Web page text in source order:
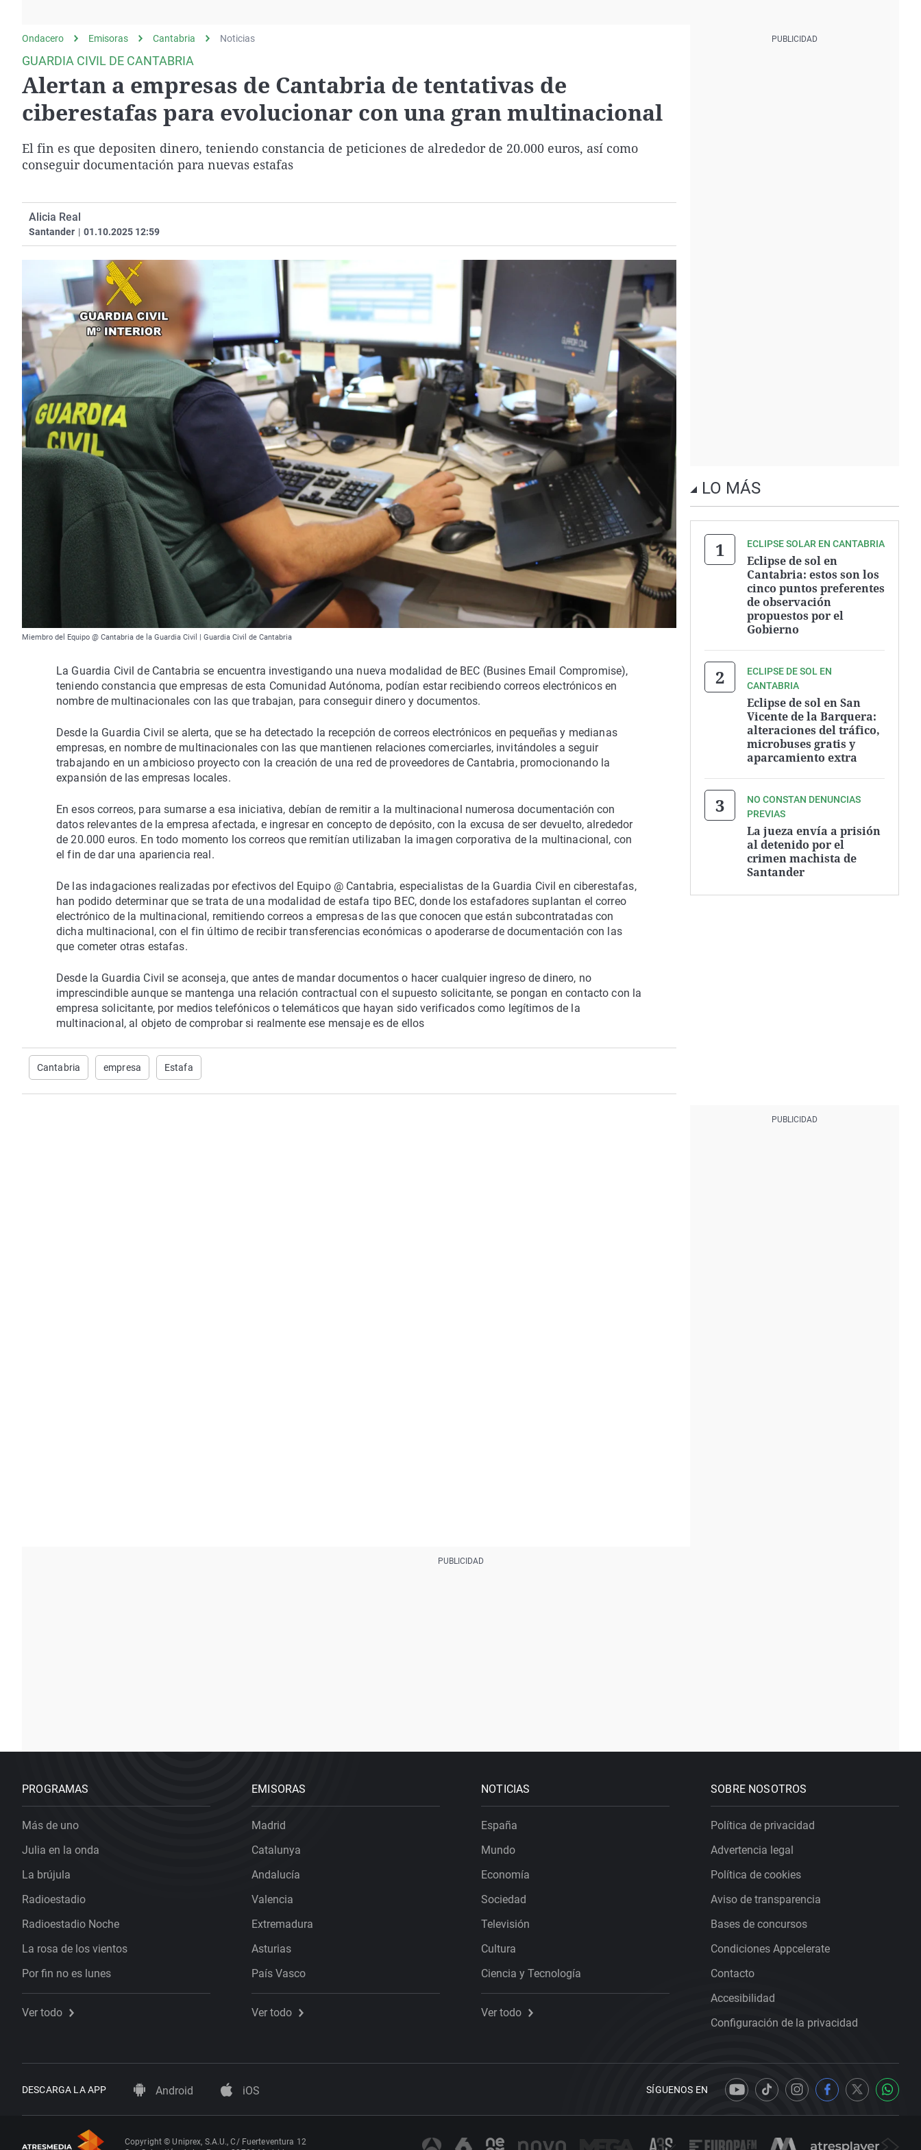
gato
Negra
Navarra
Ondacero Emisoras Cantabria Noticias
GUARDIA CIVIL DE CANTABRIA
Alertan a empresas de Cantabria de tentativas de
ciberestafas para evolucionar con una gran multinacional
El fin es que depositen dinero, teniendo constancia de peticiones de alrededor de 20.000 euros, así como
conseguir documentación para nuevas estafas
Alicia Real
Santander | 01.10.2025 12:59
Miembro del Equipo @ Cantabria de la Guardia Civil | Guardia Civil de Cantabria
La Guardia Civil de Cantabria se encuentra investigando una nueva modalidad de BEC (Busines Email Compromise),
teniendo constancia que empresas de esta Comunidad Autónoma, podían estar recibiendo correos electrónicos en
nombre de multinacionales con las que trabajan, para conseguir dinero y documentos.
Desde la Guardia Civil se alerta, que se ha detectado la recepción de correos electrónicos en pequeñas y medianas
empresas, en nombre de multinacionales con las que mantienen relaciones comerciarles, invitándoles a seguir
trabajando en un ambicioso proyecto con la creación de una red de proveedores de Cantabria, promocionando la
expansión de las empresas locales.
En esos correos, para sumarse a esa iniciativa, debían de remitir a la multinacional numerosa documentación con
datos relevantes de la empresa afectada, e ingresar en concepto de depósito, con la excusa de ser devuelto, alrededor
de 20.000 euros. En todo momento los correos que remitían utilizaban la imagen corporativa de la multinacional, con
el fin de dar una apariencia real.
De las indagaciones realizadas por efectivos del Equipo @ Cantabria, especialistas de la Guardia Civil en ciberestafas,
han podido determinar que se trata de una modalidad de estafa tipo BEC, donde los estafadores suplantan el correo
electrónico de la multinacional, remitiendo correos a empresas de las que conocen que están subcontratadas con
dicha multinacional, con el fin último de recibir transferencias económicas o apoderarse de documentación con las
que cometer otras estafas.
Desde la Guardia Civil se aconseja, que antes de mandar documentos o hacer cualquier ingreso de dinero, no
imprescindible aunque se mantenga una relación contractual con el supuesto solicitante, se pongan en contacto con la
empresa solicitante, por medios telefónicos o telemáticos que hayan sido verificados como legítimos de la
multinacional, al objeto de comprobar si realmente ese mensaje es de ellos
Cantabria empresa Estafa
LO MÁS
ECLIPSE SOLAR EN CANTABRIA
Eclipse de sol en
Cantabria: estos son los
cinco puntos preferentes
de observación
propuestos por el
Gobierno
ECLIPSE DE SOL EN
CANTABRIA
Eclipse de sol en San
Vicente de la Barquera:
alteraciones del tráfico,
microbuses gratis y
aparcamiento extra
NO CONSTAN DENUNCIAS
PREVIAS
La jueza envía a prisión
al detenido por el
crimen machista de
Santander
PROGRAMAS
Más de uno
Julia en la onda
La brújula
Radioestadio
Radioestadio Noche
La rosa de los vientos
Por fin no es lunes
Ver todo
EMISORAS
Madrid
Catalunya
Andalucía
Valencia
Extremadura
Asturias
País Vasco
Ver todo
NOTICIAS
España
Mundo
Economía
Sociedad
Televisión
Cultura
Ciencia y Tecnología
Ver todo
SOBRE NOSOTROS
Política de privacidad
Advertencia legal
Política de cookies
Aviso de transparencia
Bases de concursos
Condiciones Appcelerate
Contacto
Accesibilidad
Configuración de la privacidad
DESCARGA LA APP Android iOS SÍGUENOS EN
Copyright © Uniprex, S.A.U., C/ Fuerteventura 12